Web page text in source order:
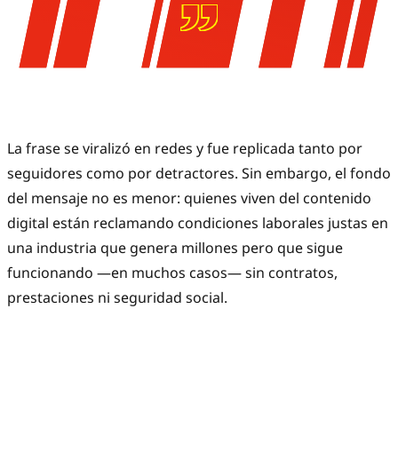
La frase se viralizó en redes y fue replicada tanto por
seguidores como por detractores. Sin embargo, el fondo
del mensaje no es menor: quienes viven del contenido
digital están reclamando condiciones laborales justas en
una industria que genera millones pero que sigue
funcionando —en muchos casos— sin contratos,
prestaciones ni seguridad social.